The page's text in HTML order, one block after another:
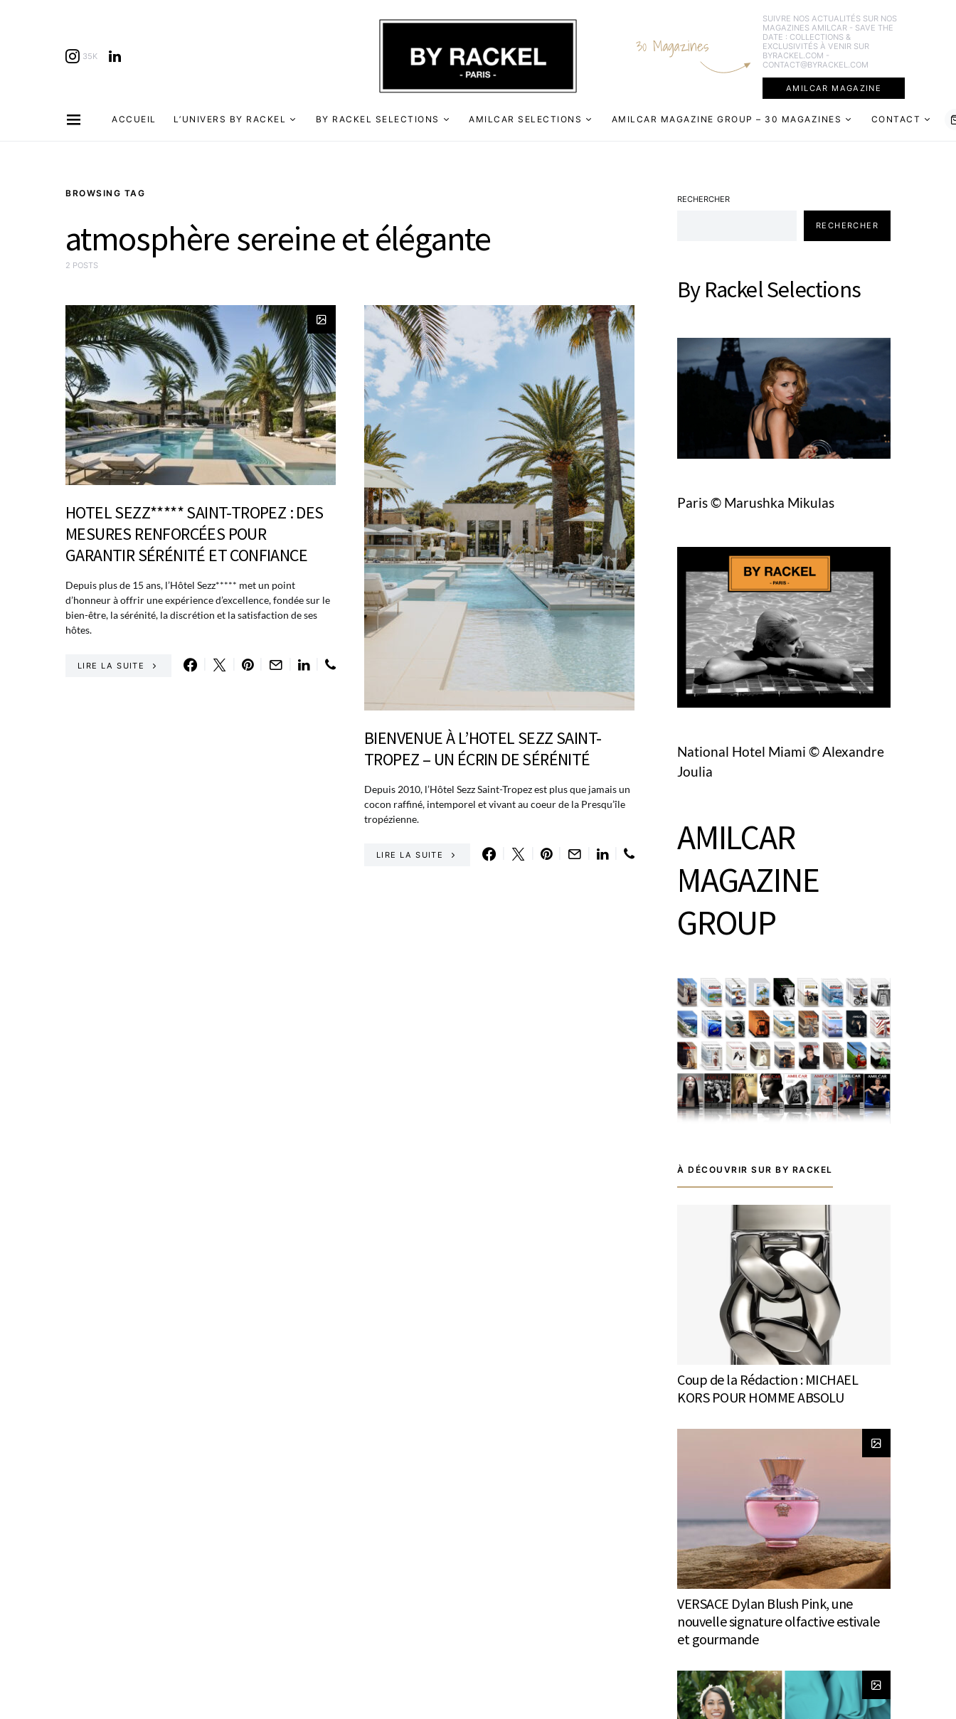
35K 30 Magazines
SUIVRE NOS ACTUALITÉS SUR NOS
MAGAZINES AMILCAR - SAVE THE
DATE : COLLECTIONS &
EXCLUSIVITÉS À VENIR SUR
BYRACKEL.COM -
CONTACT@BYRACKEL.COM
AMILCAR MAGAZINE
ACCUEIL L’UNIVERS BY RACKEL BY RACKEL SELECTIONS AMILCAR SELECTIONS AMILCAR MAGAZINE GROUP – 30 MAGAZINES CONTACT
BROWSING TAG
atmosphère sereine et élégante
2 POSTS
HOTEL SEZZ***** SAINT-TROPEZ : DES
MESURES RENFORCÉES POUR
GARANTIR SÉRÉNITÉ ET CONFIANCE
Depuis plus de 15 ans, l’Hôtel Sezz***** met un point
d’honneur à offrir une expérience d’excellence, fondée sur le
bien-être, la sérénité, la discrétion et la satisfaction de ses
hôtes.
LIRE LA SUITE
BIENVENUE À L’HOTEL SEZZ SAINT-
TROPEZ – UN ÉCRIN DE SÉRÉNITÉ
Depuis 2010, l’Hôtel Sezz Saint-Tropez est plus que jamais un
cocon raffiné, intemporel et vivant au coeur de la Presqu’île
tropézienne.
LIRE LA SUITE
RECHERCHER
RECHERCHER
By Rackel Selections
Paris © Marushka Mikulas
National Hotel Miami © Alexandre
Joulia
AMILCAR
MAGAZINE
GROUP
À DÉCOUVRIR SUR BY RACKEL
Coup de la Rédaction : MICHAEL
KORS POUR HOMME ABSOLU
VERSACE Dylan Blush Pink, une
nouvelle signature olfactive estivale
et gourmande